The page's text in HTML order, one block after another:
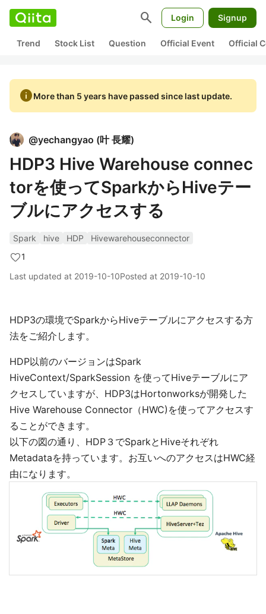
search Login Signup
Trend Stock List Question Official Event Official
infoMore than 5 years have passed since last update.
@yechangyao (叶 長耀)
HDP3 Hive Warehouse connec
torを使ってSparkからHiveテー
ブルにアクセスする
Spark hive HDP
Hivewarehouseconnector
1
Last updated at 2019-10-10Posted at 2019-10-10
HDP3の環境でSparkからHiveテーブルにアクセスする方
法をご紹介します。
HDP以前のバージョンはSpark
HiveContext/SparkSession を使ってHiveテーブルにア
クセスしていますが、HDP3はHortonworksが開発した
Hive Warehouse Connector（HWC)を使ってアクセスす
ることができます。
以下の図の通り、HDP３でSparkとHiveそれぞれ
Metadataを持っています。お互いへのアクセスはHWC経
由になります。